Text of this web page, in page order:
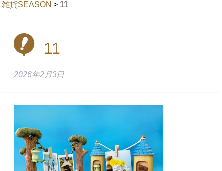
雑貨SEASON > 11
11
2026年2月3日